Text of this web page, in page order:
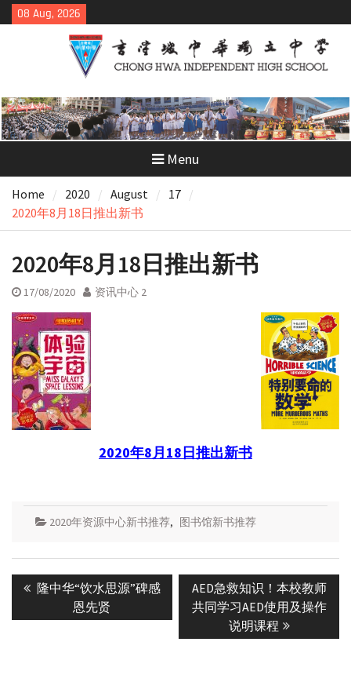
Skip
to
08 Aug, 2026
Menu
Home 2020 August
17
2020年8月18日推出新书
2020年8月18日推出新书
17/08/2020 资讯中心 2
2020年8月18日推出新书
2020年资源中心新书推荐, 图书馆新书推荐
navigation
Previous
隆中华“饮水思源”碑感
恩先贤
Next
post:
AED急救知识！本校教师
共同学习AED使用及操作
说明课程